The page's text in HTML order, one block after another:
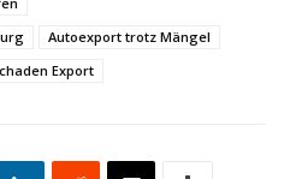
Autoexport trotz Mängel
Export